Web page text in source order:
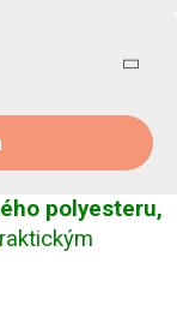
polyesteru,